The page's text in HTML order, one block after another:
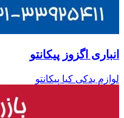
انباری اگزوز پیکانتو
لوازم یدکی کیا پیکانتو